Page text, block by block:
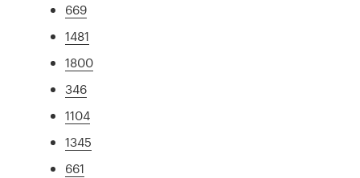
669
1481
1800
346
1104
1345
661